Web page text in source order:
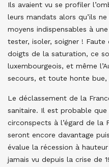
Ils avaient vu se profiler
leurs mandats alors qu’ils
moyens indispensables à
tester, isoler, soigner !
doigts de la saturation, ce
luxembourgeois, et même
secours, et toute honte bue,
Le déclassement de la
sanitaire. Il est probable
circonspects à l’égard de la
seront encore davantage
évalue la récession à
jamais vu depuis la crise de